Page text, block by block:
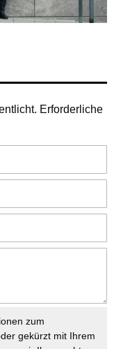
Erforderliche
zum
gekürzt mit Ihrem